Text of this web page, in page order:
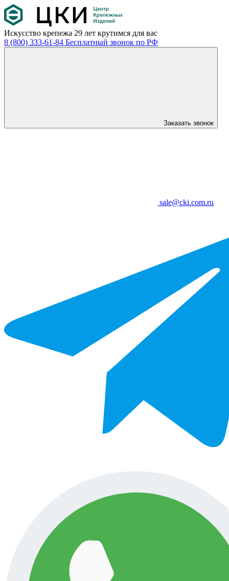
Искусство крепежа 29 лет крутимся для вас
8 (800) 333-61-84 Бесплатный звонок по РФ
Заказать звонок
sale@cki.com.ru